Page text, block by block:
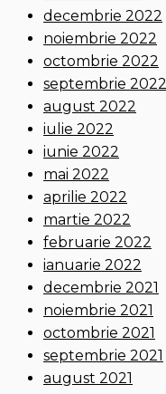
decembrie 2022
noiembrie 2022
octombrie 2022
septembrie 2022
august 2022
iulie 2022
iunie 2022
mai 2022
aprilie 2022
martie 2022
februarie 2022
ianuarie 2022
decembrie 2021
noiembrie 2021
octombrie 2021
septembrie 2021
august 2021